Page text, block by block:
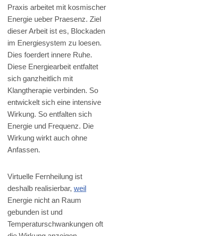
Praxis arbeitet mit kosmischer
Energie ueber Praesenz. Ziel
dieser Arbeit ist es, Blockaden
im Energiesystem zu loesen.
Dies foerdert innere Ruhe.
Diese Energiearbeit entfaltet
sich ganzheitlich mit
Klangtherapie verbinden. So
entwickelt sich eine intensive
Wirkung. So entfalten sich
Energie und Frequenz. Die
Wirkung wirkt auch ohne
Anfassen.
Virtuelle Fernheilung ist
deshalb realisierbar, weil
Energie nicht an Raum
gebunden ist und
Temperaturschwankungen oft